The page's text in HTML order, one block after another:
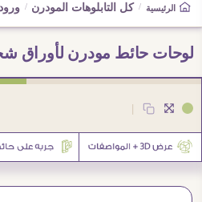
الرئيسية / كل التابلوهات المودرن /
لوحات حائط مودرن لأوراق
|